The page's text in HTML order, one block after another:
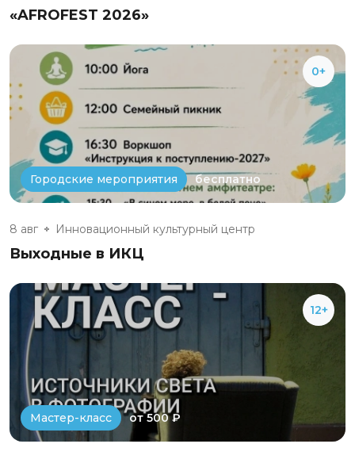
«AFROFEST 2026»
0+
Городские мероприятия бесплатно
8 авг Инновационный культурный центр
Выходные в ИКЦ
12+
Мастер-класс от 500 ₽